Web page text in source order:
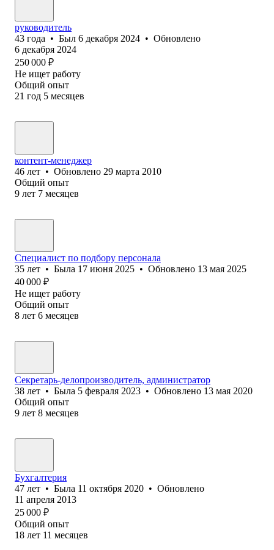
руководитель
43 года • Был 6 декабря 2024 • Обновлено
6 декабря 2024
250 000 ₽
Не ищет работу
Общий опыт
21 год 5 месяцев
контент-менеджер
46 лет • Обновлено 29 марта 2010
Общий опыт
9 лет 7 месяцев
Специалист по подбору персонала
35 лет • Была 17 июня 2025 • Обновлено 13 мая 2025
40 000 ₽
Не ищет работу
Общий опыт
8 лет 6 месяцев
Секретарь-делопроизводитель, администратор
38 лет • Была 5 февраля 2023 • Обновлено 13 мая 2020
Общий опыт
9 лет 8 месяцев
Бухгалтерия
47 лет • Была 11 октября 2020 • Обновлено
11 апреля 2013
25 000 ₽
Общий опыт
18 лет 11 месяцев